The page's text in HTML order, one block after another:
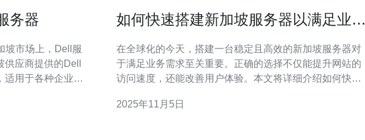
务器
应商提供的Dell
适用于各种企业和
如何快速搭建新加坡服务器以满足业务
在全球化的今天，搭建一台稳定且高效的新加坡服务器对
于满足业务需求至关重要。正确的选择不仅能提升网站的
访问速度，还能改善用户体验。本文将详细介绍如何快速
帮助您更好地实现业务目标。 选择合适的服务器类型 在搭
2025年11月5日